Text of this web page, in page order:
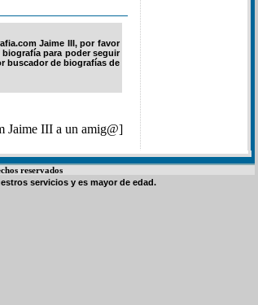
Jaime III, por favor
para poder seguir
buscador de biografías de
Jaime III a un amig@]
reservados
servicios y es mayor de edad.